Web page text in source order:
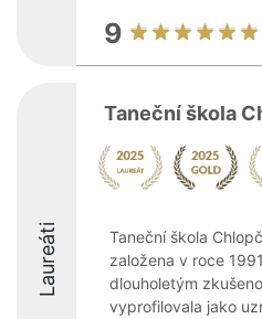
9
Laureáti
Taneční škola
Taneční škola
založena v roce
dlouholetým
vyprofilovala jako